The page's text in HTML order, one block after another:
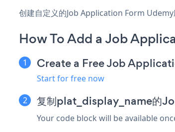
创建自定义的Job Application Form
How To Add a Job
Create a Free Job
Start for free now
复制plat_display_name的
Your code block will be available